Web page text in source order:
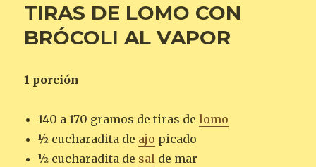
TIRAS DE LOMO CON
BRÓCOLI AL VAPOR
1 porción
140 a 170 gramos de tiras delomo
½ cucharadita de ajo picado
½ cucharadita de sal de mar